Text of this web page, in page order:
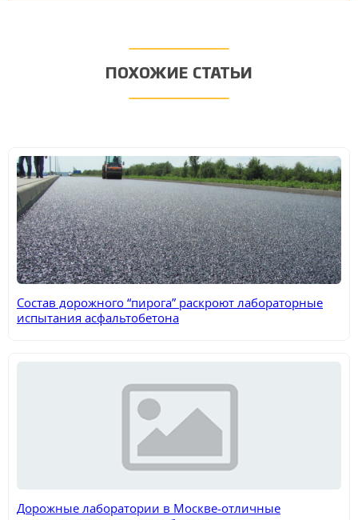
ПОХОЖИЕ СТАТЬИ
Состав дорожного “пирога” раскроют лабораторные
испытания асфальтобетона
Дорожные лаборатории в Москве-отличные